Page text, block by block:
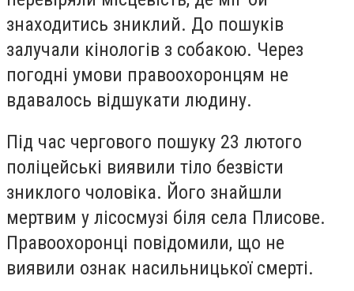
знаходитись зниклий. До пошуків
залучали кінологів з собакою. Через
погодні умови правоохоронцям не
вдавалось відшукати людину.
Під час чергового пошуку 23 лютого
поліцейські виявили тіло безвісти
зниклого чоловіка. Його знайшли
мертвим у лісосмузі біля села Плисове.
Правоохоронці повідомили, що не
виявили ознак насильницької смерті.